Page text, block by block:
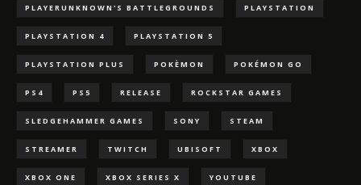
PLAYERUNKNOWN'S BATTLEGROUNDS PLAYSTATION
PLAYSTATION 4 PLAYSTATION 5
PLAYSTATION PLUS POKÈMON POKÉMON GO
PS4 PS5 RELEASE ROCKSTAR GAMES
SLEDGEHAMMER GAMES SONY STEAM
STREAMER TWITCH UBISOFT XBOX
XBOX ONE XBOX SERIES X YOUTUBE